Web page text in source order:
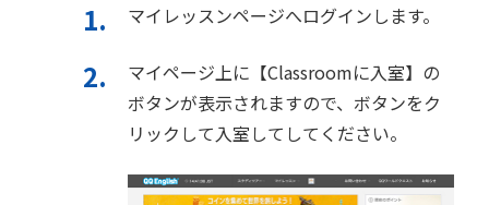
マイレッスンページへログインします。
マイページ上に【Classroomに入室】の
ボタンが表示されますので、ボタンをク
リックして入室してしてください。